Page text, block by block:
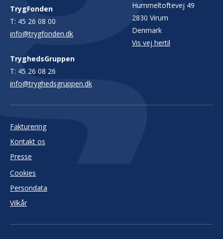
TrygFonden
T: 45 26 08 00
info@trygfonden.dk
TryghedsGruppen
T: 45 26 08 26
info@tryghedsgruppen.dk
Hummeltoftevej 49
2830 Virum
Denmark
Vis vej hertil
Fakturering
Kontakt os
Presse
Cookies
Persondata
Vilkår